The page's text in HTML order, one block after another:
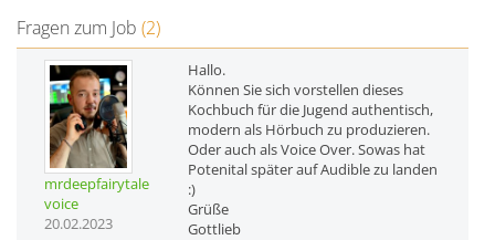
Fragen zum Job (2)
mrdeepfairytale
voice
20.02.2023
Hallo.
Können Sie sich vorstellen dieses
Kochbuch für die Jugend authentisch,
modern als Hörbuch zu produzieren.
Oder auch als Voice Over. Sowas hat
Potenital später auf Audible zu landen
:)
Grüße
Gottlieb